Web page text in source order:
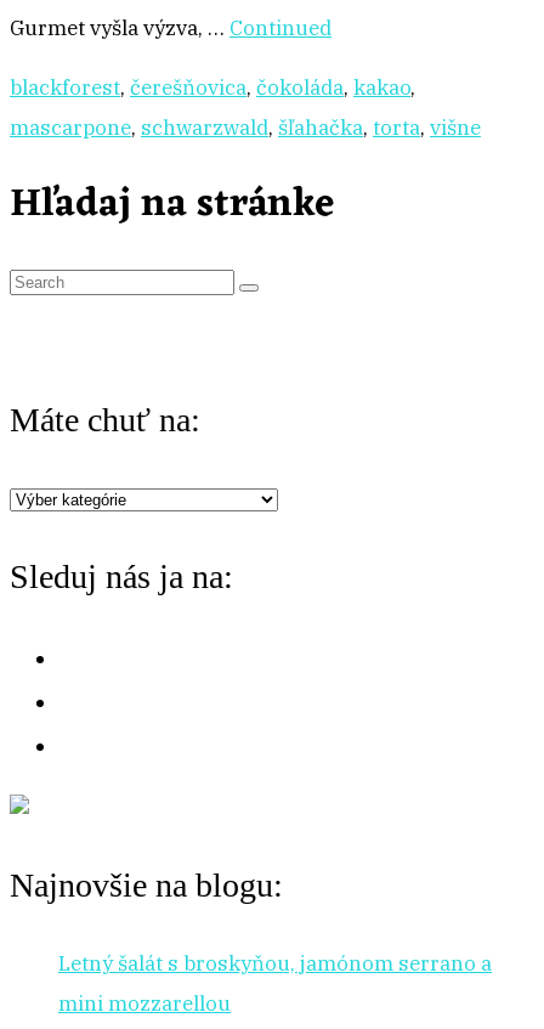
Gurmet vyšla výzva, … Continued
blackforest, čerešňovica, čokoláda, kakao,
mascarpone, schwarzwald, šľahačka, torta, višne
Hľadaj na stránke
S
c
f
o
Máte chuť na:
Máte
na:
Sleduj nás ja na:
Najnovšie na blogu:
Letný šalát s broskyňou, jamónom serrano a
mini mozzarellou